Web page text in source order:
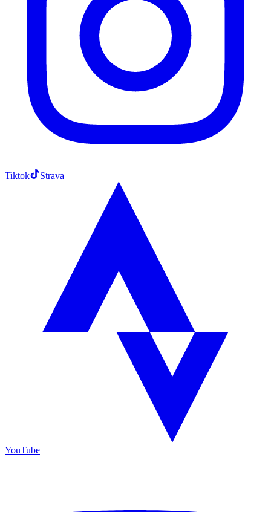
Tiktok Strava
YouTube